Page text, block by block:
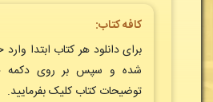
کافه کتاب:
برای دانلود هر کتاب ابتدا
شده و سپس بر روی دکمه
توضیحات کتاب کلیک بفرمایید.